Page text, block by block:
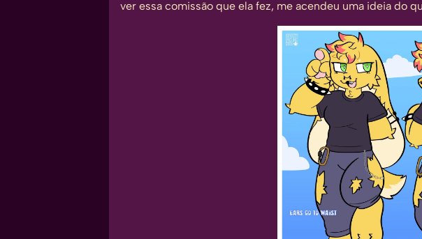
ver essa comissão que ela fez, me acendeu uma ideia do